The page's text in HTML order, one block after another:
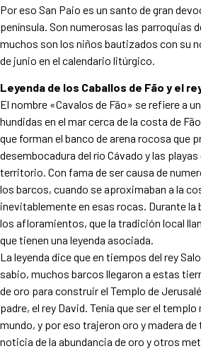
Por eso San Paio es un santo de gran
península. Son numerosas las parroquias
muchos son los niños bautizados con su
de junio en el calendario litúrgico.
Leyenda de los Caballos de Fão y el
El nombre «Cavalos de Fão» se refiere a
hundidas en el mar cerca de la costa de
que forman el banco de arena rocosa que
desembocadura del río Cávado y las
territorio. Con fama de ser causa de
los barcos, cuando se aproximaban a la
inevitablemente en esas rocas. Durante la
los afloramientos, que la tradición local
que tienen una leyenda asociada.
La leyenda dice que en tiempos del rey
sabio, muchos barcos llegaron a estas
de oro para construir el Templo de
padre, el rey David. Tenía que ser el
mundo, y por eso trajeron oro y madera
noticia de la abundancia de oro y otros